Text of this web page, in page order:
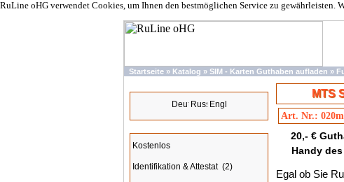
RuLine oHG verwendet Cookies, um Ihnen den bestmöglichen Service zu gewährleisten.
Startseite » Katalog » SIM - Karten Guthaben aufladen »
Kostenlos
Identifikation & Attestat (2)
MTS
Art. Nr.:
20,- €
Handy
Egal ob Sie